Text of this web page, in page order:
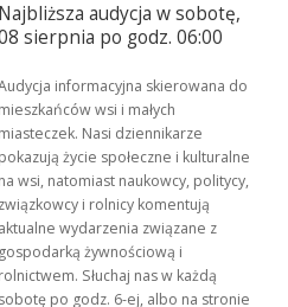
Najbliższa audycja w sobotę,
sierpnia po godz. 06:00
informacyjna skierowana do
mieszkańców wsi i małych
miasteczek. Nasi dziennikarze
pokazują życie społeczne i kulturalne
na wsi, natomiast naukowcy, politycy,
związkowcy i rolnicy komentują
aktualne wydarzenia związane z
gospodarką żywnościową i
rolnictwem. Słuchaj nas w każdą
sobotę po godz. 6-ej, albo na stronie